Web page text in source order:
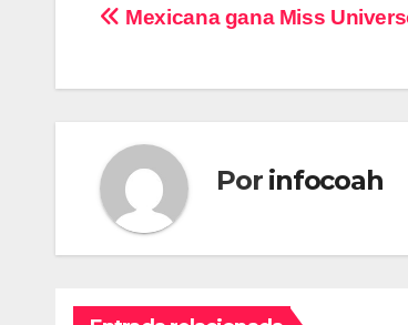
Navegación
Mexicana gana Miss
Por infocoah